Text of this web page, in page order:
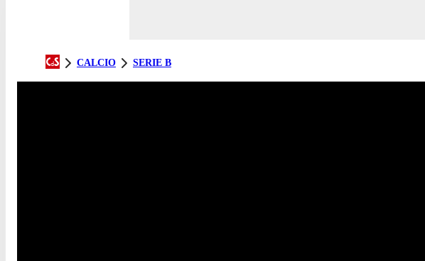
CALCIO SERIE B